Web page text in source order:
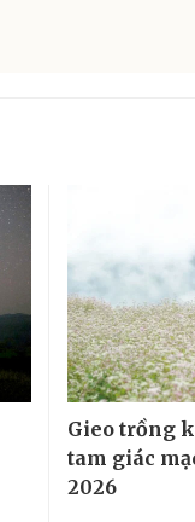
Gieo trồng
tam giác
2026